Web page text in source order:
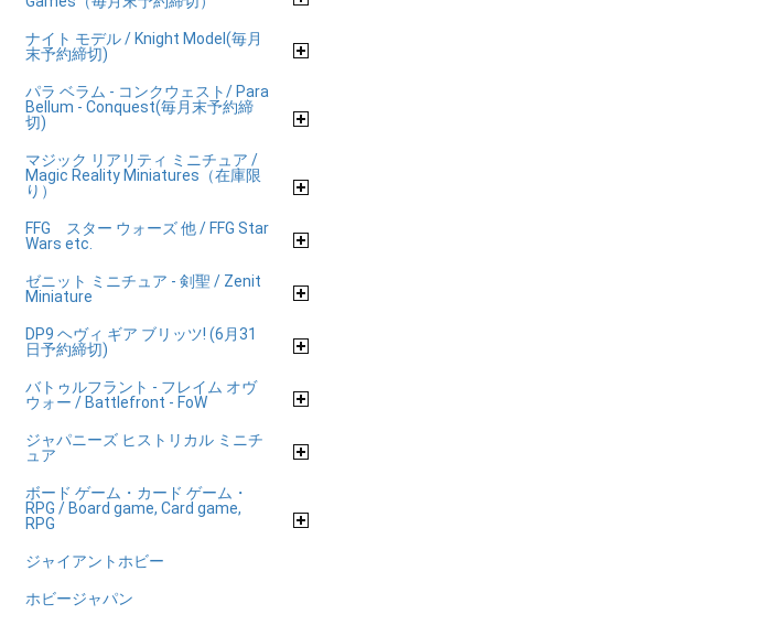
ナイト モデル / Knight Model(毎月
末予約締切)
パラ ベラム - コンクウェスト/ Para
Bellum - Conquest(毎月末予約締
切)
マジック リアリティ ミニチュア /
Magic Reality Miniatures（在庫限
り）
FFG スター ウォーズ 他 / FFG Star
Wars etc.
ゼニット ミニチュア - 剣聖 / Zenit
Miniature
DP9 ヘヴィ ギア ブリッツ! (6月31
日予約締切)
バトゥルフラント - フレイム オヴ
ウォー / Battlefront - FoW
ジャパニーズ ヒストリカル ミニチ
ュア
ボード ゲーム・カード ゲーム・
RPG / Board game, Card game,
RPG
ジャイアントホビー
ホビージャパン